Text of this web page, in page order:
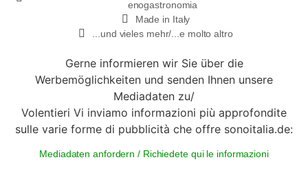
enogastronomia
Made in Italy
...und vieles mehr/...e molto altro
Gerne informieren wir Sie über die
Werbemöglichkeiten und senden Ihnen unsere
Mediadaten zu/
Volentieri Vi inviamo informazioni più approfondite
sulle varie forme di pubblicità che offre sonoitalia.de:
Mediadaten anfordern / Richiedete qui le informazioni